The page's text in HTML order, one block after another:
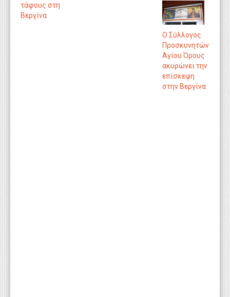
τάφους στη
Βεργίνα
O Σύλλογος
Προσκυνητών
Αγίου Όρους
ακυρώνει την
επίσκεψη
στην Βεργίνα